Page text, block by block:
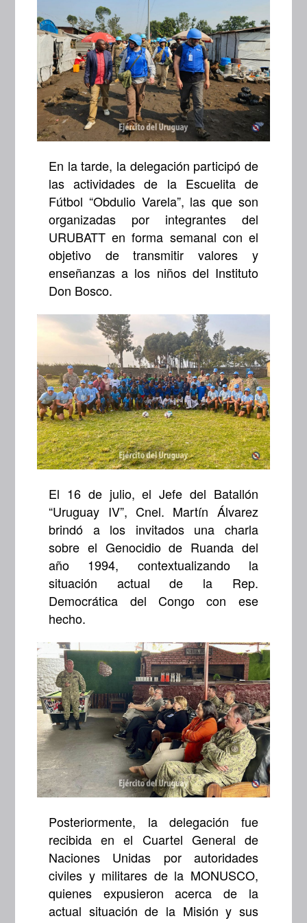
En la tarde, la delegación participó de
las actividades de la Escuelita de
Fútbol “Obdulio Varela”, las que son
organizadas por integrantes del
URUBATT en forma semanal con el
objetivo de transmitir valores y
enseñanzas a los niños del Instituto
Don Bosco.
El 16 de julio, el Jefe del Batallón
“Uruguay IV”, Cnel. Martín Álvarez
brindó a los invitados una charla
sobre el Genocidio de Ruanda del
año 1994, contextualizando la
situación actual de la Rep.
Democrática del Congo con ese
hecho.
Posteriormente, la delegación fue
recibida en el Cuartel General de
Naciones Unidas por autoridades
civiles y militares de la MONUSCO,
quienes expusieron acerca de la
actual situación de la Misión y sus